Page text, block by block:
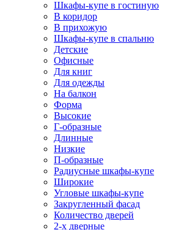
Шкафы-купе в гостиную
В коридор
В прихожую
Шкафы-купе в спальню
Детские
Офисные
Для книг
Для одежды
На балкон
Форма
Высокие
Г-образные
Длинные
Низкие
П-образные
Радиусные шкафы-купе
Широкие
Угловые шкафы-купе
Закругленный фасад
Количество дверей
2-х дверные